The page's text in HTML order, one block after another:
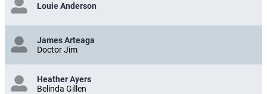
Louie Anderson
James Arteaga
Doctor Jim
Heather Ayers
Belinda Gillen